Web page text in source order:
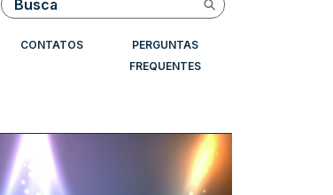
Buscar
CONTATOS
PERGUNTAS
FREQUENTES